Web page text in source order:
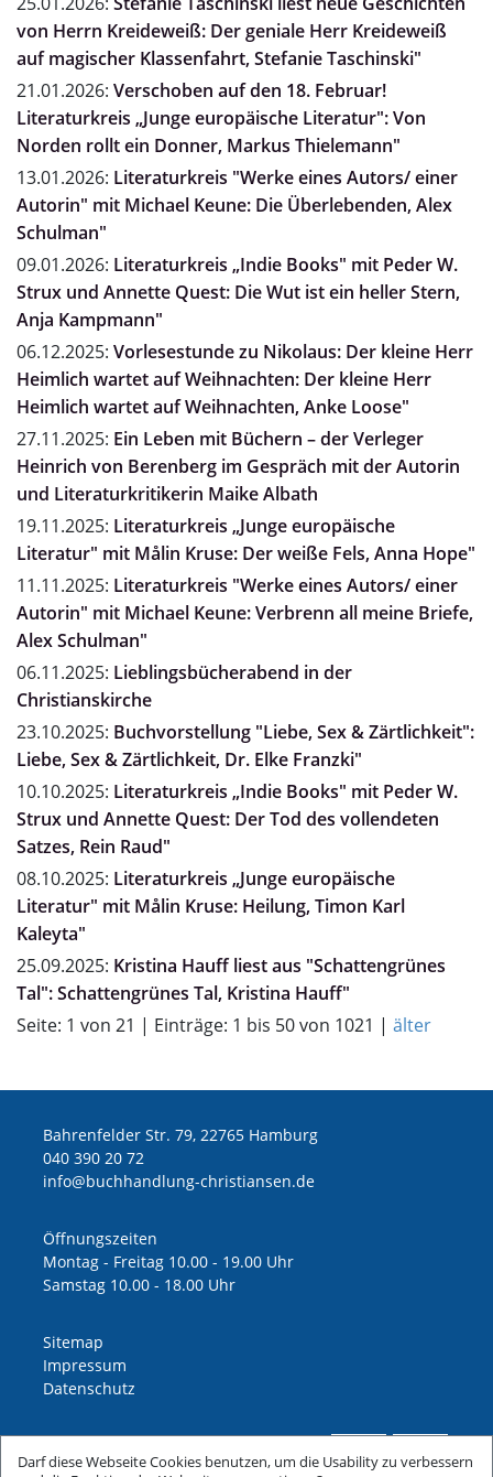
von Herrn Kreideweiß: Der geniale Herr Kreideweiß
auf magischer Klassenfahrt, Stefanie Taschinski"
21.01.2026: Verschoben auf den 18. Februar!
Literaturkreis „Junge europäische Literatur": Von
Norden rollt ein Donner, Markus Thielemann"
13.01.2026: Literaturkreis "Werke eines Autors/ einer
Autorin" mit Michael Keune: Die Überlebenden, Alex
Schulman"
09.01.2026: Literaturkreis „Indie Books" mit Peder W.
Strux und Annette Quest: Die Wut ist ein heller Stern,
Anja Kampmann"
06.12.2025: Vorlesestunde zu Nikolaus: Der kleine Herr
Heimlich wartet auf Weihnachten: Der kleine Herr
Heimlich wartet auf Weihnachten, Anke Loose"
27.11.2025: Ein Leben mit Büchern – der Verleger
Heinrich von Berenberg im Gespräch mit der Autorin
und Literaturkritikerin Maike Albath
19.11.2025: Literaturkreis „Junge europäische
Literatur" mit Målin Kruse: Der weiße Fels, Anna Hope"
11.11.2025: Literaturkreis "Werke eines Autors/ einer
Autorin" mit Michael Keune: Verbrenn all meine Briefe,
Alex Schulman"
06.11.2025: Lieblingsbücherabend in der
Christianskirche
23.10.2025: Buchvorstellung "Liebe, Sex & Zärtlichkeit":
Liebe, Sex & Zärtlichkeit, Dr. Elke Franzki"
10.10.2025: Literaturkreis „Indie Books" mit Peder W.
Strux und Annette Quest: Der Tod des vollendeten
Satzes, Rein Raud"
08.10.2025: Literaturkreis „Junge europäische
Literatur" mit Målin Kruse: Heilung, Timon Karl
Kaleyta"
25.09.2025: Kristina Hauff liest aus "Schattengrünes
Tal": Schattengrünes Tal, Kristina Hauff"
Seite: 1 von 21 | Einträge: 1 bis 50 von 1021 | älter
Bahrenfelder Str. 79, 22765 Hamburg
040 390 20 72
ed.nesnaitsirhc-gnuldnahhcub@ofni
Öffnungszeiten
Montag - Freitag 10.00 - 19.00 Uhr
Samstag 10.00 - 18.00 Uhr
Sitemap
Impressum
Datenschutz
Darf diese Webseite Cookies benutzen, um die Usability zu verbessern